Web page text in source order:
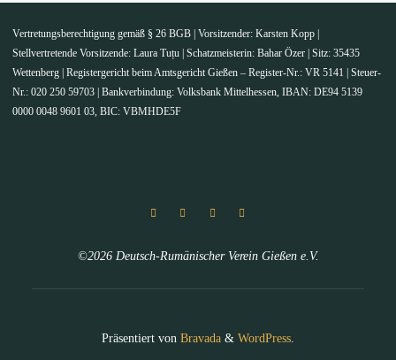
Vertretungsberechtigung gemäß § 26 BGB | Vorsitzender: Karsten Kopp |
Stellvertretende Vorsitzende: Laura Tuțu | Schatzmeisterin: Bahar Özer | Sitz: 35435
Wettenberg | Registergericht beim Amtsgericht Gießen – Register-Nr.: VR 5141 | Steuer-
Nr.: 020 250 59703 | Bankverbindung: Volksbank Mittelhessen, IBAN: DE94 5139
0000 0048 9601 03, BIC: VBMHDE5F
©2026 Deutsch-Rumänischer Verein Gießen e.V.
Präsentiert von Bravada & WordPress